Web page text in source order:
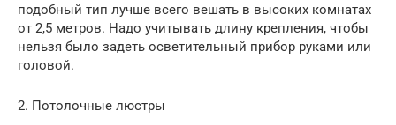
подобный тип лучше всего вешать в высоких комнатах
от 2,5 метров. Надо учитывать длину крепления, чтобы
нельзя было задеть осветительный прибор руками или
головой.
2. Потолочные люстры